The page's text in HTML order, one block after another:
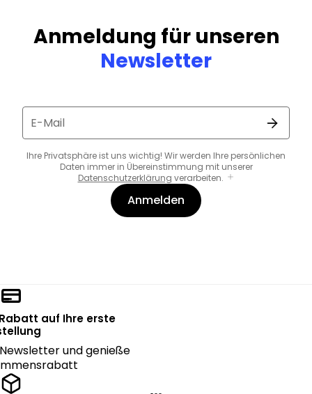
Anmeldung für unseren
Newsletter
E-Mail
Ihre Privatsphäre ist uns wichtig! Wir werden Ihre persönlichen
Daten immer in Übereinstimmung mit unserer
Datenschutzerklärung verarbeiten.
Anmelden
auf Ihre erste
und genieße